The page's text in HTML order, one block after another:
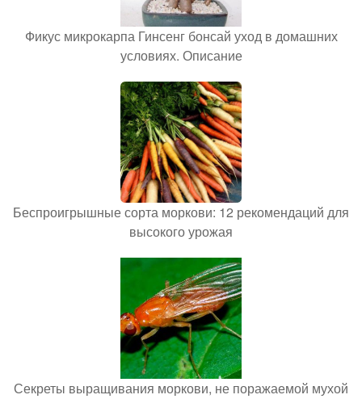
Фикус микрокарпа Гинсенг бонсай уход в домашних
условиях. Описание
Беспроигрышные сорта моркови: 12 рекомендаций для
высокого урожая
Секреты выращивания моркови, не поражаемой мухой